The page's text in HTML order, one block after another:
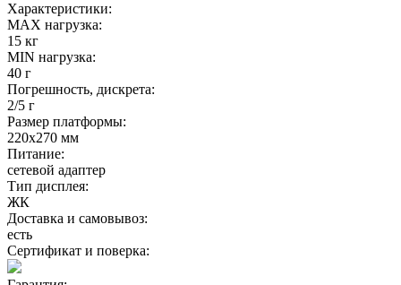
Характеристики:
MAX нагрузка:
15 кг
MIN нагрузка:
40 г
Погрешность, дискрета:
2/5 г
Размер платформы:
220х270 мм
Питание:
сетевой адаптер
Тип дисплея:
ЖК
Доставка и самовывоз:
есть
Сертификат и поверка: